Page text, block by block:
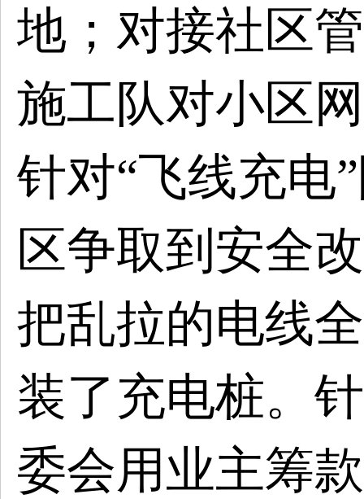
地；对接社区
施工队对小区
针对“飞线充电
区争取到安全
把乱拉的电线
装了充电桩。
委会用业主筹